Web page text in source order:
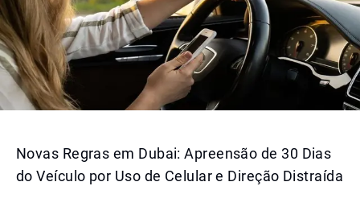
Novas Regras em Dubai: Apreensão de 30 Dias
do Veículo por Uso de Celular e Direção Distraída